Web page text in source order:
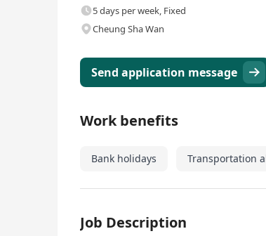
5 days per week, Fixed
Cheung Sha Wan
Send application message
Work benefits
Bank holidays Transportation
Job Description